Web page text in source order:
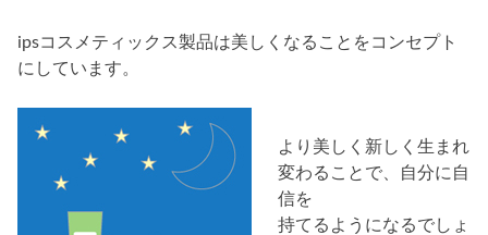
ipsコスメティックス製品は美しくなることをコンセプト
にしています。
より美しく新しく生まれ
変わることで、自分に自
信を
持てるようになるでしょ